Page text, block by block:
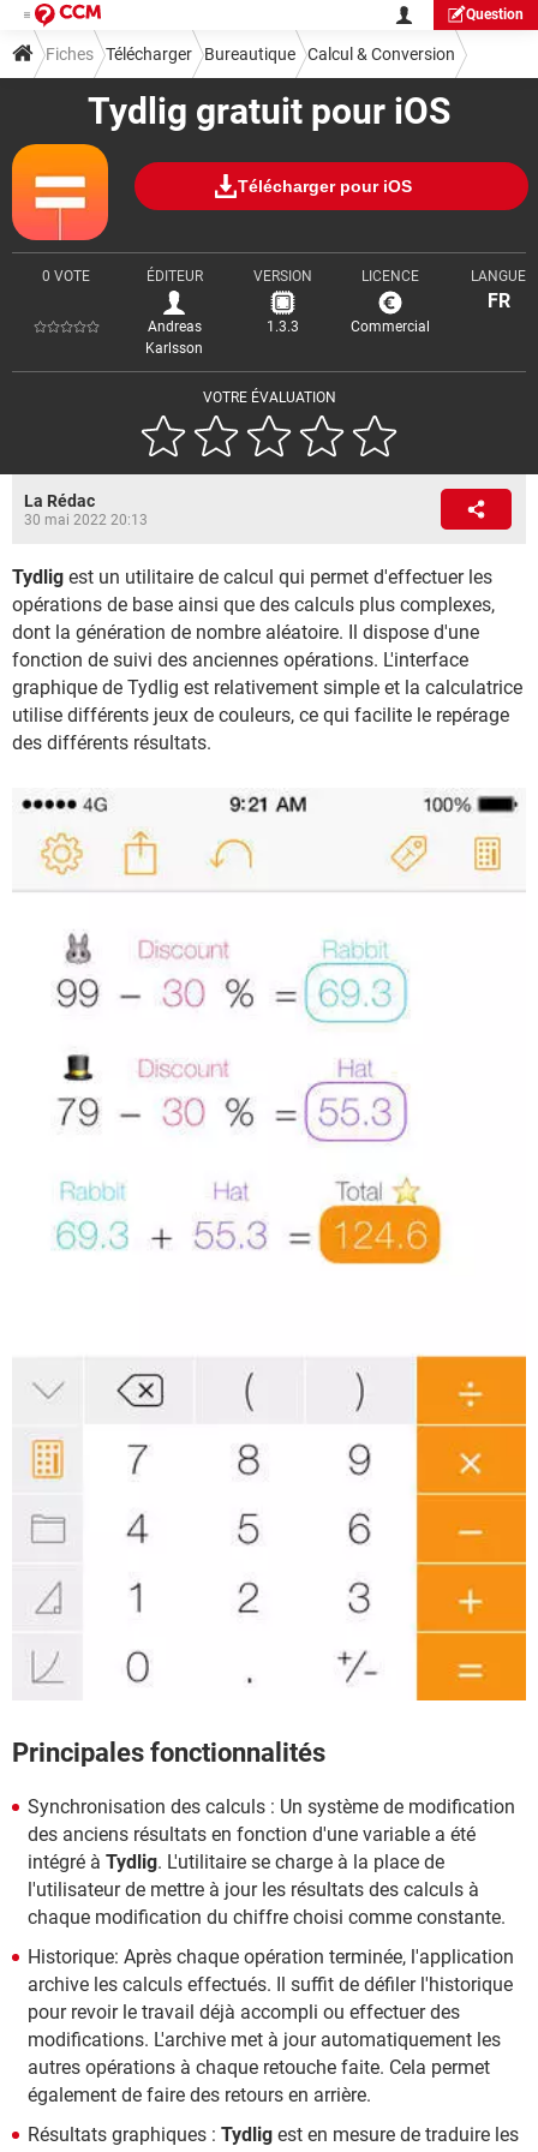
Question
Tydlig gratuit pour iOS
Télécharger pour iOS
VOTRE ÉVALUATION
0 VOTE ÉDITEUR
Andreas
Karlsson
VERSION
1.3.3
LICENCE
Commercial
LANGUE
FR
Fiches Télécharger Bureautique Calcul & Conversion
La Rédac
30 mai 2022 20:13
Tydlig est un utilitaire de calcul qui permet d'effectuer les
opérations de base ainsi que des calculs plus complexes,
dont la génération de nombre aléatoire. Il dispose d'une
fonction de suivi des anciennes opérations. L'interface
graphique de Tydlig est relativement simple et la calculatrice
utilise différents jeux de couleurs, ce qui facilite le repérage
des différents résultats.
Principales fonctionnalités
Synchronisation des calculs : Un système de modification
des anciens résultats en fonction d'une variable a été
intégré à Tydlig. L'utilitaire se charge à la place de
l'utilisateur de mettre à jour les résultats des calculs à
chaque modification du chiffre choisi comme constante.
Historique: Après chaque opération terminée, l'application
archive les calculs effectués. Il suffit de défiler l'historique
pour revoir le travail déjà accompli ou effectuer des
modifications. L'archive met à jour automatiquement les
autres opérations à chaque retouche faite. Cela permet
également de faire des retours en arrière.
Résultats graphiques : Tydlig est en mesure de traduire les